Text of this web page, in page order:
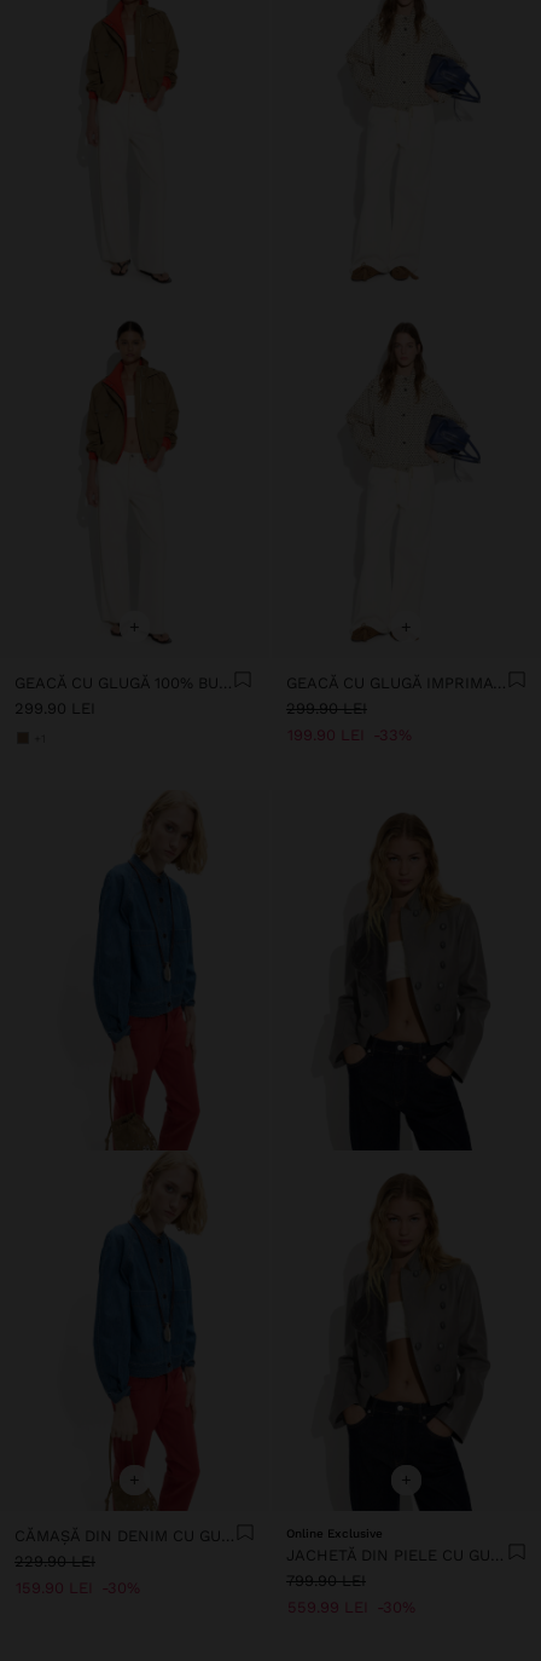
+
299.90 LEI
+
299.90 LEI
199.90 LEI
33%
+
CĂMAȘĂ DIN DENIM CU GULER MANDARIN 100% BUMBAC
229.90 LEI
159.90 LEI
30%
+
Online Exclusive
JACHETĂ DIN PIELE CU GULER ÎNCRUCIȘAT
799.90 LEI
559.99 LEI
30%